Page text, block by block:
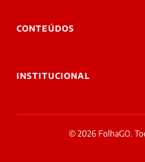
CONTEÚDOS
INSTITUCIONAL
© 2026 FolhaGO.